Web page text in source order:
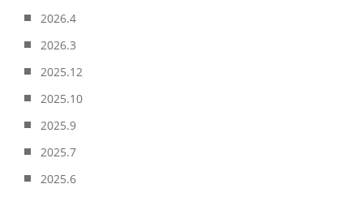
2026.4
2026.3
2025.12
2025.10
2025.9
2025.7
2025.6